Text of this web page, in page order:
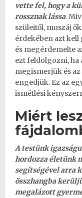
vette fel, hogy a
rossznak lássa.
szüleitől, muszáj
érdekében azt
és megérdemelte
ezt feldolgozni, ha
megismerjük és
engedjük. Ez az
ismétlési
Miért
A testünk
hordozza életünk
segítségévelarra
összhangba
megalázott